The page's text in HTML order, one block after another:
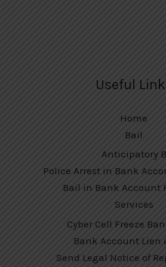
Useful
Home
Bail
Anticipatory
Police Arrest in Bank
Bail in Bank Account
Services
Cyber Cell Freeze
Bank Account Lien
Send Legal Notice of